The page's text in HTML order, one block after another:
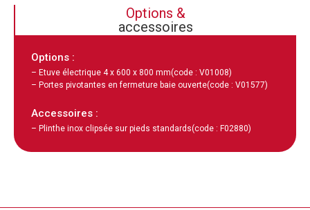
Options &
accessoires
Options :
– Etuve électrique 4 x 600 x 800 mm(code : V01008)
– Portes pivotantes en fermeture baie ouverte(code : V01577)
Accessoires :
– Plinthe inox clipsée sur pieds standards(code : F02880)